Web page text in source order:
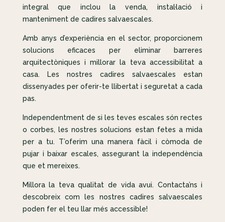
integral que inclou la venda, instal·lació i
manteniment de cadires salvaescales.
Amb anys d’experiència en el sector, proporcionem
solucions eficaces per eliminar barreres
arquitectòniques i millorar la teva accessibilitat a
casa. Les nostres cadires salvaescales estan
dissenyades per oferir-te llibertat i seguretat a cada
pas.
Independentment de si les teves escales són rectes
o corbes, les nostres solucions estan fetes a mida
per a tu. T’oferim una manera fàcil i còmoda de
pujar i baixar escales, assegurant la independència
que et mereixes.
Millora la teva qualitat de vida avui. Contacta’ns i
descobreix com les nostres cadires salvaescales
poden fer el teu llar més accessible!